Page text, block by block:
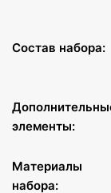
Цветной
Фиксирующий
призма со
Воздушный шар
полуцилиндр – 1
линейка
Состав набора:
элементы:
Материалы
набора: